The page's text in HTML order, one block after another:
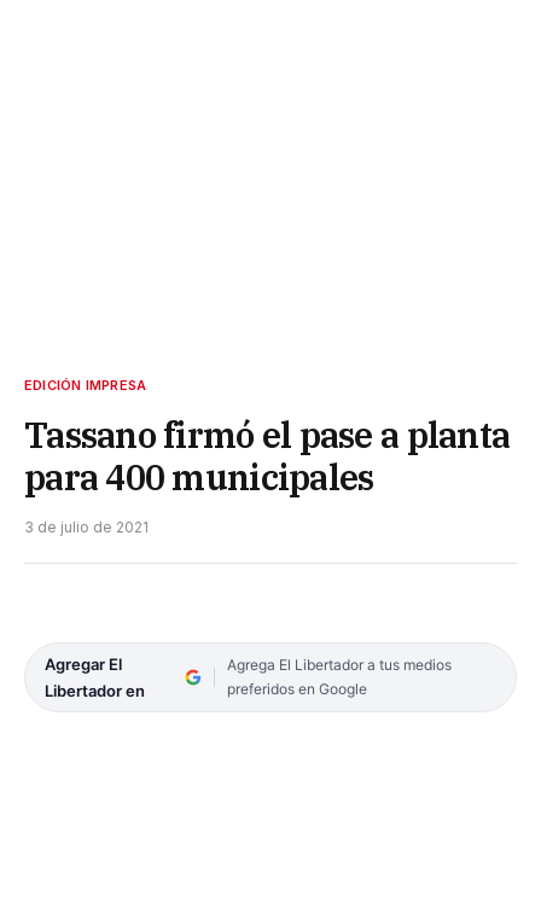
EDICIÓN IMPRESA
Tassano firmó el pase a planta
para 400 municipales
3 de julio de 2021
Agregar El
Libertador en
Agrega El Libertador a tus medios
preferidos en Google